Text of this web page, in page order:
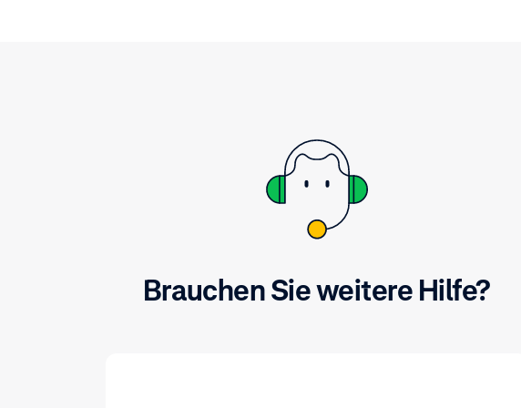
Brauchen Sie weitere Hilfe?